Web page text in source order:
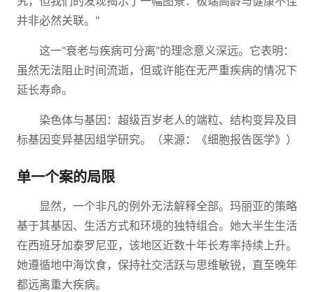
并非必然关联。"
这一"衰老与疾病可分离"的理念意义深远。它表明：
虽然无法阻止时间流逝，但或许能在无严重疾病的情况下
延长寿命。
染色体与基因：超级百岁老人的端粒、结构变异及目
标基因变异基因组学研究。（来源：《细胞报告医学》）
单一个案的局限
显然，一个非凡的例外无法解释全部。玛丽亚的策略
基于其基因、生活方式和环境的独特组合。她大半生生活
在西班牙加泰罗尼亚，该地区近数十年长寿率持续上升。
她遵循地中海饮食，保持社交活跃与思维敏锐，直至晚年
都远离重大疾病。